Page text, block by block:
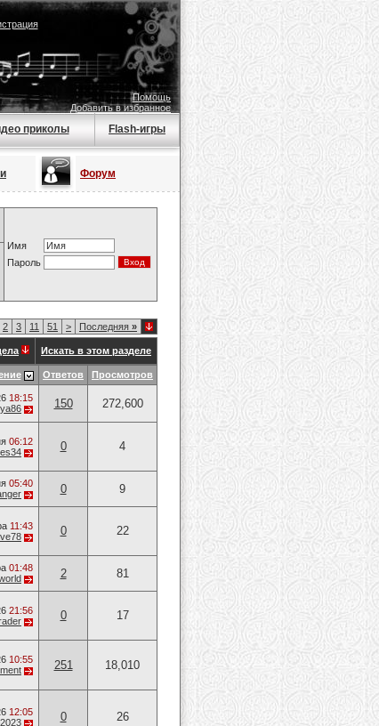
Помощь
Добавить в избранное
приколы Flash-игры
Форум
Имя
Пароль
2 3 11 51 > Последняя »
Искать в этом разделе
Ответов Просмотров
18:15
150 272,600
06:12
0 4
05:40
0 9
11:43
0 22
01:48
2 81
21:56
0 17
10:55
251 18,010
12:05
0 26